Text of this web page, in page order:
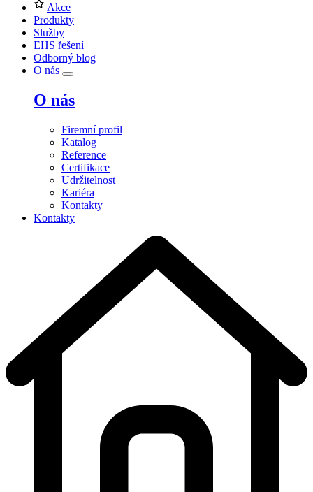
Akce
Produkty
Služby
EHS řešení
Odborný blog
O nás
O nás
Firemní profil
Katalog
Reference
Certifikace
Udržitelnost
Kariéra
Kontakty
Kontakty